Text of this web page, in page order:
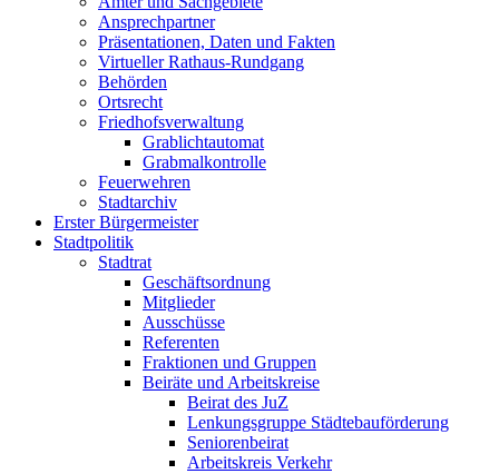
Ansprechpartner
Präsentationen, Daten und Fakten
Virtueller Rathaus-Rundgang
Behörden
Ortsrecht
Friedhofsverwaltung
Grablichtautomat
Grabmalkontrolle
Feuerwehren
Stadtarchiv
Erster Bürgermeister
Stadtpolitik
Stadtrat
Geschäftsordnung
Mitglieder
Ausschüsse
Referenten
Fraktionen und Gruppen
Beiräte und Arbeitskreise
Beirat des JuZ
Lenkungsgruppe Städtebauförderung
Seniorenbeirat
Arbeitskreis Verkehr